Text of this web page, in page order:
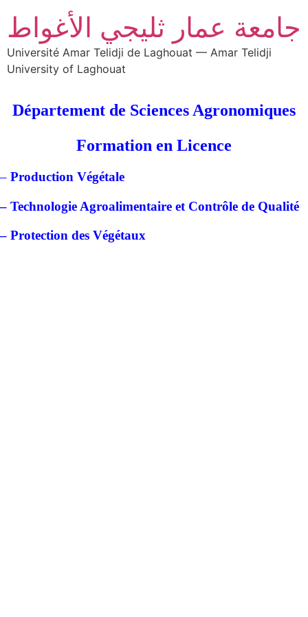
جامعة عمار ثليجي الأغواط
Université Amar Telidji de Laghouat — Amar Telidji
University of Laghouat
Département de Sciences Agronomiques
Formation en Licence
– Production Végétale
– Technologie Agroalimentaire et Contrôle de Qualité
– Protection des Végétaux